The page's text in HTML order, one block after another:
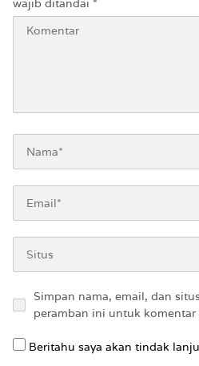
wajib ditandai *
Simpan nama, email, dan
peramban ini untuk komentar
Beritahu saya akan tindak